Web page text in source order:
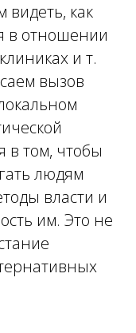
как
в отношении
и т.
вызов
в том, чтобы
людям
власти и
им. Это не